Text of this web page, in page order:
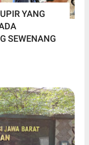
YANG
SEWENANG